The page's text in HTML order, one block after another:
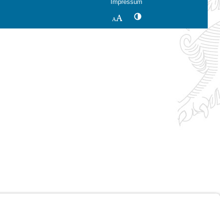
Impressum
SchriftgrößeKontrastwechsel